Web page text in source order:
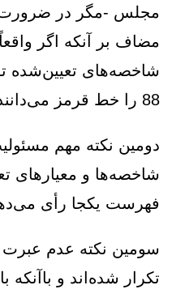
مجلس -مگر در
مضاف بر آنکه اگر
شاخصه‌های تعیین‌شده
88 را خط قرمز می‌دانند از سوی دیگر متصدیان آن را شایسته وزارت ایران انقلابی می‌دانند؟
دومین نکته مهم
شاخصه‌ها و معیارهای
فهرست یکجا رأی
سومین نکته عدم عبرت
تکرار شده‌اند و